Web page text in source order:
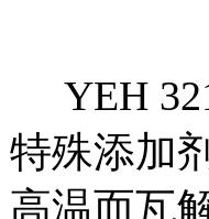
YEH
特殊添加
高温而瓦